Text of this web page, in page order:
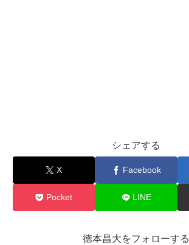
シェアする
X Facebook
Pocket LINE
徳本昌大をフォローする